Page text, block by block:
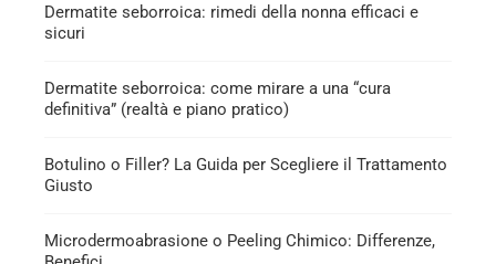
Dermatite seborroica: rimedi della nonna efficaci e
sicuri
Dermatite seborroica: come mirare a una “cura
definitiva” (realtà e piano pratico)
Botulino o Filler? La Guida per Scegliere il Trattamento
Giusto
Microdermoabrasione o Peeling Chimico: Differenze,